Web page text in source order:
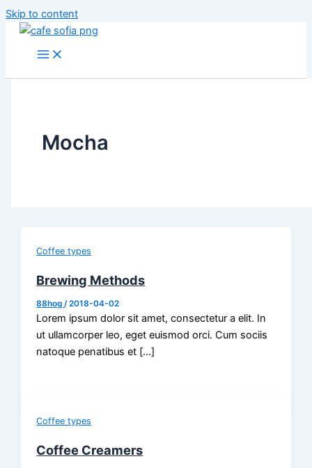
Skip to content
Mocha
Coffee types
Brewing Methods
88hog/2018-04-02
Lorem ipsum dolor sit amet, consectetur a elit. In
ut ullamcorper leo, eget euismod orci. Cum sociis
natoque penatibus et [...]
Coffee types
Coffee Creamers